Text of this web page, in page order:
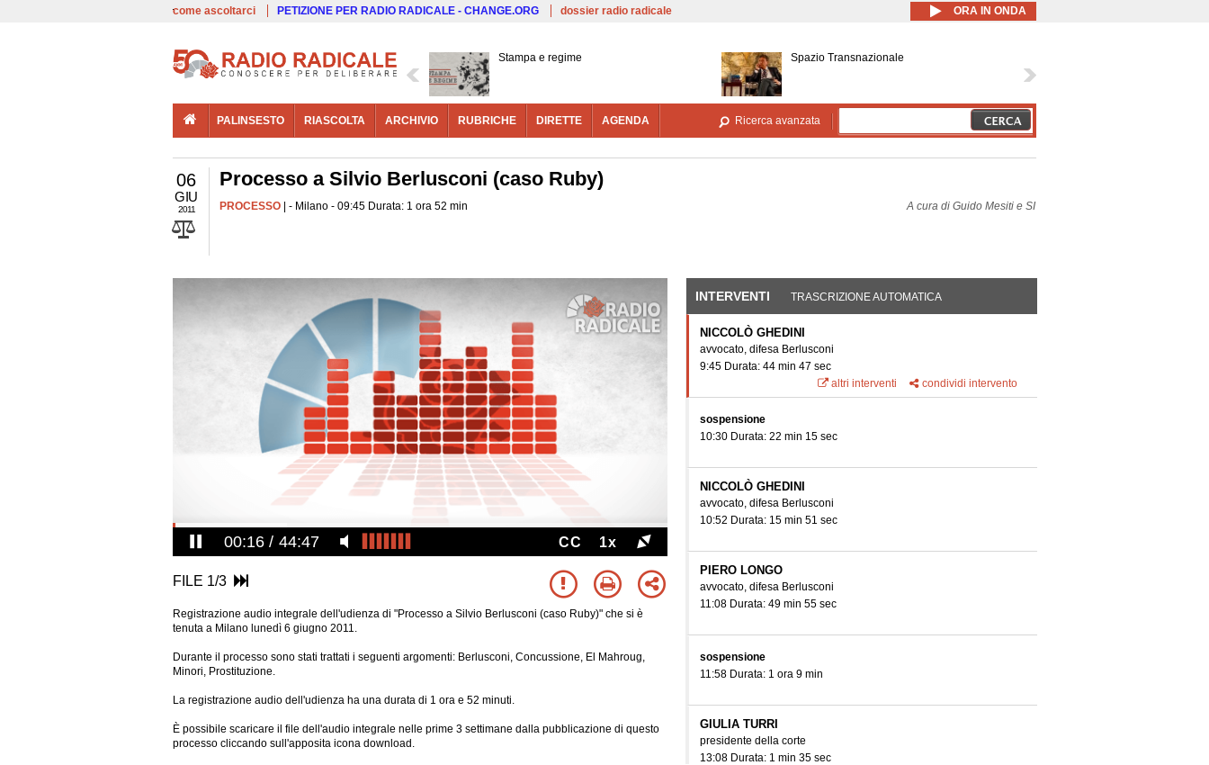
Salta al contenuto principale
come ascoltarci PETIZIONE PER RADIO RADICALE - CHANGE.ORG dossier radio radicale ORA IN ONDA
Stampa e regime Spazio Transnazionale
PALINSESTO RIASCOLTA ARCHIVIO RUBRICHE DIRETTE AGENDA Ricerca avanzata
06
GIU
2011
Processo a Silvio Berlusconi (caso Ruby)
PROCESSO | - Milano - 09:45 Durata: 1 ora 52 min A cura di Guido Mesiti e SI
00:17 44:47 CC 1x
FILE 1/3
Registrazione audio integrale dell'udienza di "Processo a Silvio Berlusconi (caso Ruby)" che si è
tenuta a Milano lunedì 6 giugno 2011.
Durante il processo sono stati trattati i seguenti argomenti: Berlusconi, Concussione, El Mahroug,
Minori, Prostituzione.
La registrazione audio dell'udienza ha una durata di 1 ora e 52 minuti.
È possibile scaricare il file dell'audio integrale nelle prime 3 settimane dalla pubblicazione di questo
processo cliccando sull'apposita icona download.
INTERVENTI (SCHEDA ATTIVA)
TRASCRIZIONE AUTOMATICA
NICCOLÒ GHEDINI
avvocato, difesa Berlusconi
9:45 Durata: 44 min 47 sec
altri interventi
condividi intervento
sospensione
10:30 Durata: 22 min 15 sec
NICCOLÒ GHEDINI
avvocato, difesa Berlusconi
10:52 Durata: 15 min 51 sec
PIERO LONGO
avvocato, difesa Berlusconi
11:08 Durata: 49 min 55 sec
sospensione
11:58 Durata: 1 ora 9 min
GIULIA TURRI
presidente della corte
13:08 Durata: 1 min 35 sec